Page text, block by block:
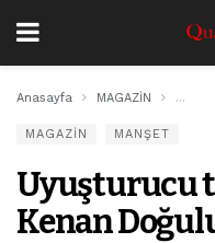
Anasayfa MAGAZİN
MAGAZİN MANŞET
Uyuşturucu
Kenan